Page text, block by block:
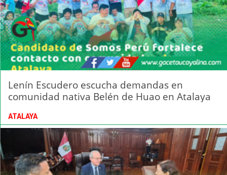
Lenín Escudero escucha demandas en
comunidad nativa Belén de Huao en Atalaya
ATALAYA